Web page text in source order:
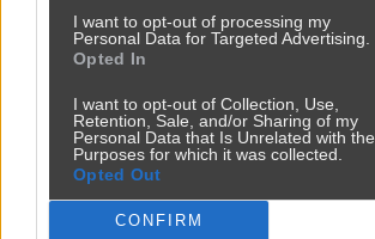
I want to opt-out of processing my
Personal Data for Targeted Advertising.
Opted In
I want to opt-out of Collection, Use,
Retention, Sale, and/or Sharing of my
Personal Data that Is Unrelated with the
Purposes for which it was collected.
Opted Out
CONFIRM
169
Losuj 95 96 97